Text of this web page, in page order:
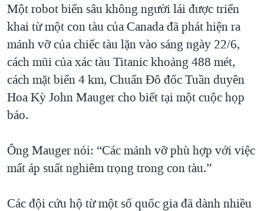
Một robot biển sâu không người lái được triển
khai từ một con tàu của Canada đã phát hiện ra
mảnh vỡ của chiếc tàu lặn vào sáng ngày 22/6,
cách mũi của xác tàu Titanic khoảng 488 mét,
cách mặt biển 4 km, Chuẩn Đô đốc Tuần duyên
Hoa Kỳ John Mauger cho biết tại một cuộc họp
báo.
Ông Mauger nói: “Các mảnh vỡ phù hợp với việc
mất áp suất nghiêm trọng trong con tàu.”
Các đội cứu hộ từ một số quốc gia đã dành nhiều